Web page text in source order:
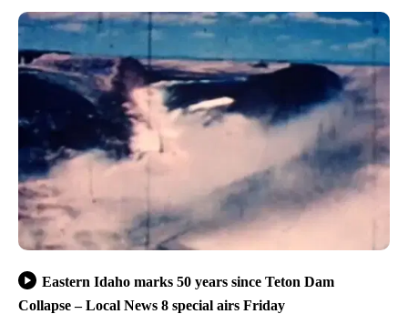
Eastern Idaho marks 50 years since Teton Dam
Collapse – Local News 8 special airs Friday